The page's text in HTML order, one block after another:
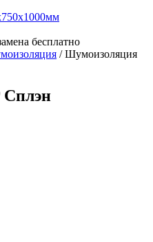
бесплатно
/Шумоизоляция
Сплэн